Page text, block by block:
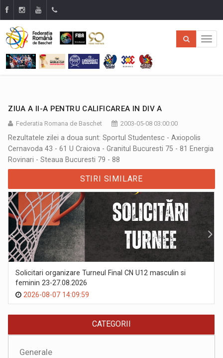
ZIUA A II-A PENTRU CALIFICAREA IN DIV A
Federatia Romana de Baschet 2003-05-08 03:00:00
Rezultatele zilei a doua sunt: Sportul Studentesc - Axiopolis
Cernavoda 43 - 61 U Craiova - Granitul Bucuresti 75 - 81 Energia
Rovinari - Steaua Bucuresti 79 - 88
STIRI SIMILARE
Solicitari organizare Turneul Final CN U12 masculin si
feminin 23-27.08.2026
2026-08-07 14:09:59
CATEGORII
Generale